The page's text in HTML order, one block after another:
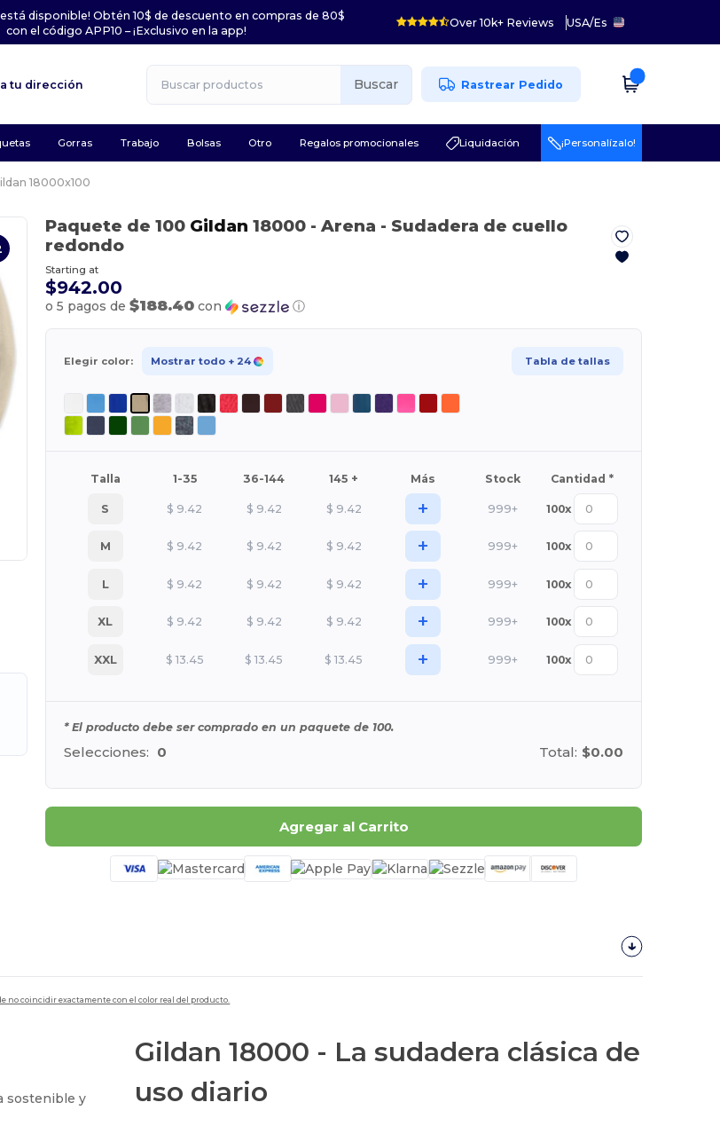
disponible! Obtén 10$ de descuento en compras de 80$
con el código APP10 – ¡Exclusivo en la app!
Over 10k+ Reviews USA/Es
tu dirección Buscar Rastrear Pedido
Gorras Trabajo Bolsas Otro Regalos promocionales Liquidación ¡Personalízalo!
18000x100
Paquete de 100 Gildan 18000 - Arena - Sudadera de cuello
redondo
Starting at
$942.00
o 5 pagos de $188.40con ⓘ
Elegir color: Mostrar todo + 24 Tabla de tallas
Talla 1-35 36-144 145 + Más Stock Cantidad *
S $ 9.42 $ 9.42 $ 9.42 + 999+ 100x
M $ 9.42 $ 9.42 $ 9.42 + 999+ 100x
L $ 9.42 $ 9.42 $ 9.42 + 999+ 100x
XL $ 9.42 $ 9.42 $ 9.42 + 999+ 100x
XXL $ 13.45 $ 13.45 $ 13.45 + 999+ 100x
* El producto debe ser comprado en un paquete de 100.
Selecciones: 0 Total: $0.00
Agregar al Carrito
no coincidir exactamente con el color real del producto.
sostenible y
Gildan 18000 - La sudadera clásica de
uso diario